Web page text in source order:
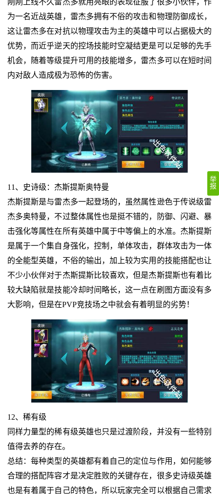
刚刚上线不久雷杰多就用亮眼的表现征服了很多小伙伴，作
为一名近战英雄，雷杰多拥有不俗的攻击和物理防御成长，
这让雷杰多在对抗以物理攻击为主的英雄中可以占据极大的
优势，而近乎逆天的控场技能时空凝结更是可以足够的先手
机会，随着等级提升可用的技能增多，雷杰多可以在短时间
内对敌人造成极为恐怖的伤害。
11、史诗级：杰斯提斯奥特曼
杰斯提斯是与雷杰多一起登场的，虽然属性逊色于传说级雷
杰多奥特曼，不过整体属性也是挺不错的，防御、闪避、暴
击强化等属性在所有英雄中属于中等偏上的水准。杰斯提斯
是属于一个集自身强化，控制，单体攻击，群体攻击为一体
的全能型英雄，不俗的输出，加上较为实用的技能搭配也让
不少小伙伴对于杰斯提斯比较喜欢，但是杰斯提斯也有着比
较大缺陷就是技能冷却时间略长，这一点在刷图方面没有多
大影响，但是在PVP竞技场之中就会有着明显的劣势！
12、稀有级
同样力量型的稀有级英雄也只是过渡阶段，并没有一些特别
值得去养的存在。
总结：每种类型的英雄都有着自己的定位与作用，如何能够
合理的搭配阵容才是决定胜败的关键存在，很多史诗级英雄
也是有着属于自己的特色，所以玩家完全可以根据自己需求
举
报